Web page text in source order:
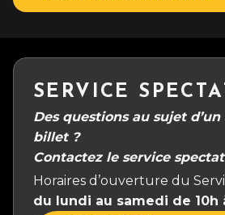
SERVICE
Des questions au sujet
billet ?
Contactez le service
Horaires d’ouverture du
du lundi au samedi de 10h